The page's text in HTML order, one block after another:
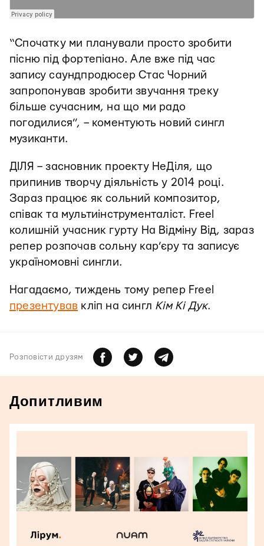
“Спочатку ми планували просто зробити
пісню під фортепіано. Але вже під час
запису саундпродюсер Стас Чорний
запропонував зробити звучання треку
більше сучасним, на що ми радо
погодилися”, – коментують новий сингл
музиканти.
ДІЛЯ – засновник проекту НеДіля, що
припинив творчу діяльність у 2014 році.
Зараз працює як сольний композитор,
співак та мультиінструменталіст. Freel
колишній учасник гурту На Відміну Від, зараз
репер розпочав сольну кар’єру та записує
україномовні сингли.
Нагадаємо, тиждень тому репер Freel
презентував кліп на сингл Кім Кі Дук.
Розповiсти друзям
Допитливим